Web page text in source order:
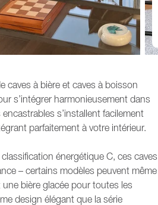
caves à bière et caves à boisson
s’intégrer harmonieusement dans
s’installent facilement
parfaitement à votre intérieur.
énergétique C, ces caves
– certains modèles peuvent même
bière glacée pour toutes les
design élégant que la série